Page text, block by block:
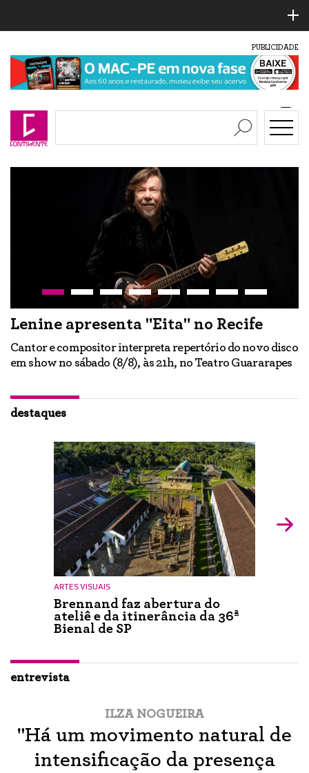
PUBLICIDADE
Lenine apresenta "Eita" no Recife
Cantor e compositor interpreta repertório do novo disco
em show no sábado (8/8), às 21h, no Teatro Guararapes
destaques
ARTES VISUAIS
Brennand faz abertura do
ateliê e da itinerância da 36ª
Bienal de SP
entrevista
ILZA NOGUEIRA
"Há um movimento natural de
intensificação da presença